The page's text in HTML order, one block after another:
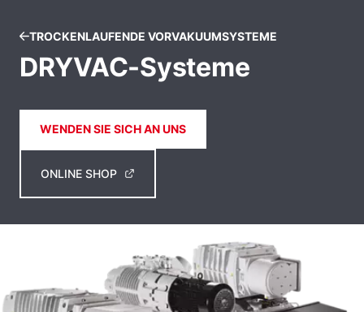
TROCKENLAUFENDE VORVAKUUMSYSTEME
DRYVAC-Systeme
WENDEN SIE SICH AN UNS
ONLINE SHOP